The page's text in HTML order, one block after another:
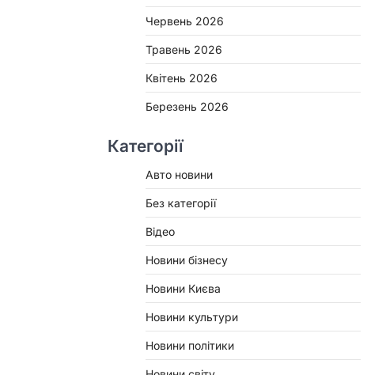
Червень 2026
Травень 2026
Квітень 2026
Березень 2026
Категорії
Авто новини
Без категорії
Відео
Новини бізнесу
Новини Києва
Новини культури
Новини політики